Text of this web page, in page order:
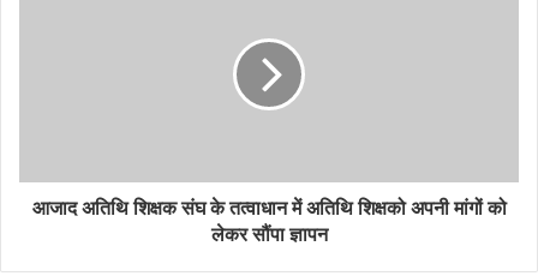
आजाद अतिथि शिक्षक संघ के तत्वाधान में अतिथि शिक्षको अपनी मांगों को
लेकर सौंपा ज्ञापन